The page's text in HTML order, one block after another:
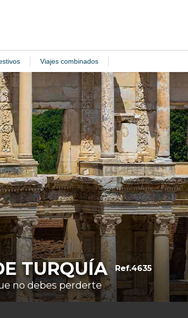
Viajes combinados
TURQUÍA Ref.4635
no debes perderte